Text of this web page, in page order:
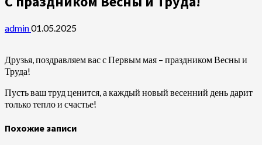
admin01.05.2025
Друзья, поздравляем вас с Первым мая – праздником Весны и
Труда!
Пусть ваш труд ценится, а каждый новый весенний день дарит
только тепло и счастье!
Похожие записи